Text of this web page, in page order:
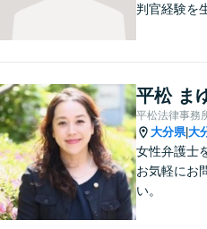
判官経験を
平松 ま
平松法律事務
大分県|大
女性弁護士
お気軽にお
い。